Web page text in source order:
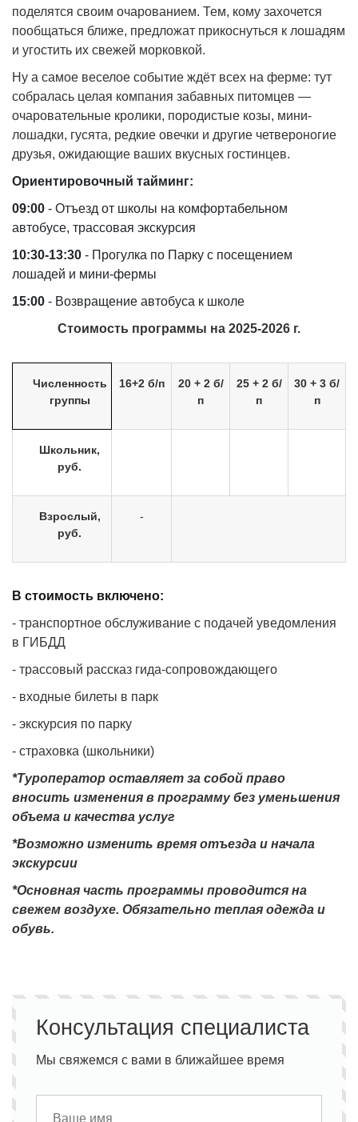
поделятся своим очарованием. Тем, кому захочется
пообщаться ближе, предложат прикоснуться к лошадям
и угостить их свежей морковкой.
Ну а самое веселое событие ждёт всех на ферме: тут
собралась целая компания забавных питомцев —
очаровательные кролики, породистые козы, мини-
лошадки, гусята, редкие овечки и другие четвероногие
друзья, ожидающие ваших вкусных гостинцев.
Ориентировочный тайминг:
09:00 - Отъезд от школы на комфортабельном
автобусе, трассовая экскурсия
10:30-13:30 - Прогулка по Парку с посещением
лошадей и мини-фермы
15:00 - Возвращение автобуса к школе
Стоимость программы на 2025-2026 г.
Численность
группы
16+2 б/п
20 + 2 б/
п
25 + 2 б/
п
30 + 3 б/
п
Школьник,
руб.
Взрослый,
руб.
-
В стоимость включено:
- транспортное обслуживание с подачей уведомления
в ГИБДД
- трассовый рассказ гида-сопровождающего
- входные билеты в парк
- экскурсия по парку
- страховка (школьники)
*Туроператор оставляет за собой право
вносить изменения в программу без уменьшения
объема и качества услуг
*Возможно изменить время отъезда и начала
экскурсии
*Основная часть программы проводится на
свежем воздухе. Обязательно теплая одежда и
обувь.
Консультация специалиста
Мы свяжемся с вами в ближайшее время